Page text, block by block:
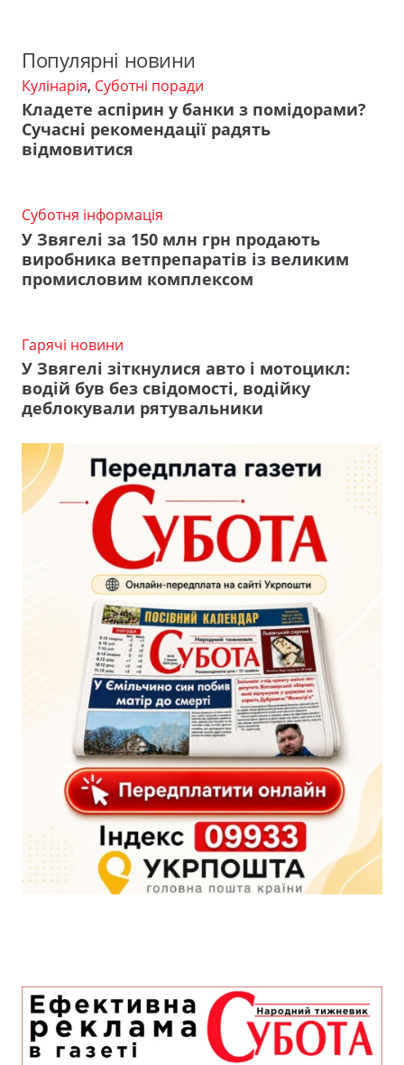
Популярні новини
Кулінарія, Суботні поради
Кладете аспірин у банки з помідорами?
Сучасні рекомендації радять
відмовитися
Суботня інформація
У Звягелі за 150 млн грн продають
виробника ветпрепаратів із великим
промисловим комплексом
Гарячі новини
У Звягелі зіткнулися авто і мотоцикл:
водій був без свідомості, водійку
деблокували рятувальники